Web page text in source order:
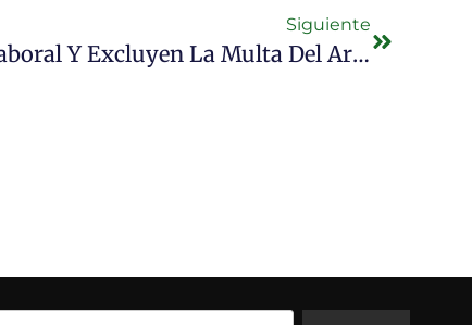
Siguiente
Revocan Una Condena Laboral Y Excluyen La Multa Del Art. 2 De La Ley 25.323 Tras Su Derogación.